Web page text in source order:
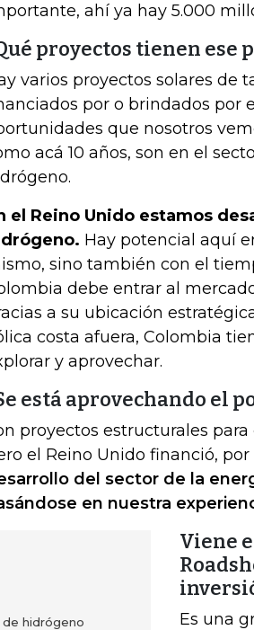
ahí ya hay 5.000
proyectos tienen ese
varios proyectos solares de
por o brindados por
que nosotros
acá 10 años, son en el
el Reino Unido estamos
Hay potencial aquí
sino también con el
debe entrar al
a su ubicación
costa afuera, Colombia
y aprovechar.
está aprovechando el
proyectos estructurales
el Reino Unido financió,
del sector de la
en nuestra
hidrógeno
Viene
Es una